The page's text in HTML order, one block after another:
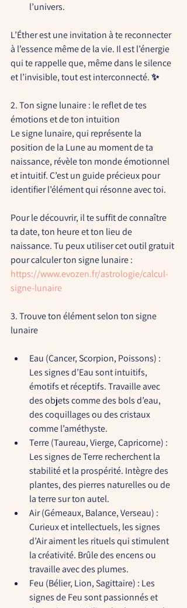
l’univers.
L’Éther est une invitation à te reconnecter
à l’essence même de la vie. Il est l’énergie
qui te rappelle que, même dans le silence
et l’invisible, tout est interconnecté. ✨
2. Ton signe lunaire : le reflet de tes
émotions et de ton intuition
Le signe lunaire, qui représente la
position de la Lune au moment de ta
naissance, révèle ton monde émotionnel
et intuitif. C’est un guide précieux pour
identifier l’élément qui résonne avec toi.
Pour le découvrir, il te suffit de connaître
ta date, ton heure et ton lieu de
naissance. Tu peux utiliser cet outil gratuit
pour calculer ton signe lunaire :
https://www.evozen.fr/astrologie/calcul-
signe-lunaire
3. Trouve ton élément selon ton signe
lunaire
Eau (Cancer, Scorpion, Poissons) :
Les signes d’Eau sont intuitifs,
émotifs et réceptifs. Travaille avec
des objets comme des bols d’eau,
des coquillages ou des cristaux
comme l’améthyste.
Terre (Taureau, Vierge, Capricorne) :
Les signes de Terre recherchent la
stabilité et la prospérité. Intègre des
plantes, des pierres naturelles ou de
la terre sur ton autel.
Air (Gémeaux, Balance, Verseau) :
Curieux et intellectuels, les signes
d’Air aiment les rituels qui stimulent
la créativité. Brûle des encens ou
travaille avec des plumes.
Feu (Bélier, Lion, Sagittaire) : Les
signes de Feu sont passionnés et